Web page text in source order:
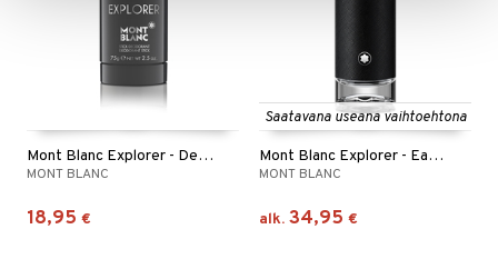
Mont Blanc Explorer - Deodorant Stick
MONT BLANC
18,95 €
Saatavana useana vaihtoehtona
Mont Blanc Explorer - Eau de parfum
MONT BLANC
alk. 34,95 €